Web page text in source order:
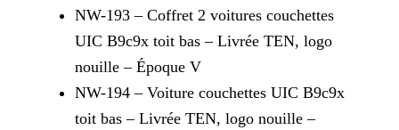
NW-193 – Coffret 2 voitures couchettes
UIC B9c9x toit bas – Livrée TEN, logo
nouille – Époque V
NW-194 – Voiture couchettes UIC B9c9x
toit bas – Livrée TEN, logo nouille –